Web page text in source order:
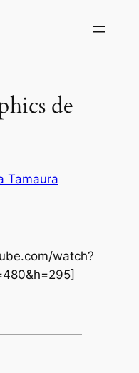
de
Tamaura
watch?